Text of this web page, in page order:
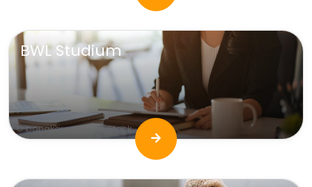
© bongkarn; Adobe Stock
BWL Studium